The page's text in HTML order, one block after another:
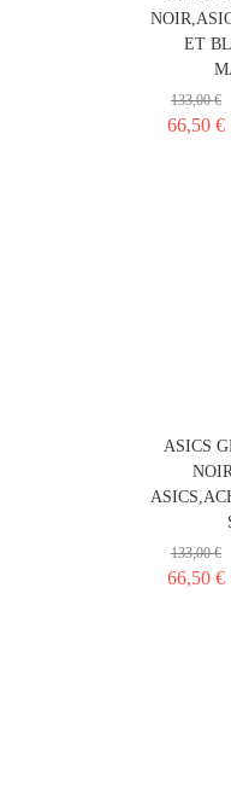
ET
133,00 €
66,50 €
ASICS
133,00 €
66,50 €